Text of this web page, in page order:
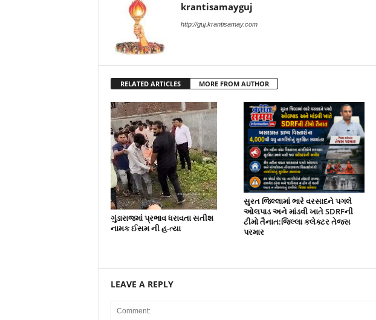
krantisamayguj
http://guj.krantisamay.com
RELATED ARTICLES MORE FROM AUTHOR
ગુંડારાજમાં પ્રભાવ ધરાવતા સતીશ
નામક ઈસમ ની હ-ત્યા
સુરત જિલ્લામાં ભારે વરસાદને પગલે
ઓલપાડ અને માંડવી ખાતે SDRFની
ટીમો તૈનાત:જિલ્લા કલેક્ટર તેજસ
પરમાર
LEAVE A REPLY